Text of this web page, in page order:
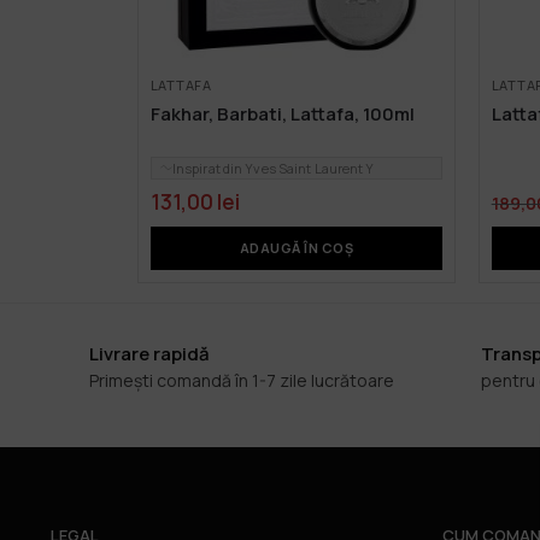
LATTAFA
Fakhar, Barbati, Lattafa, 100ml
Inspirat din Yves Saint Laurent Y
131,00 lei
ADAUGĂ ÎN COȘ
Livrare rapidă
Primești comandă în 1-7 zile lucrătoare pentru
LEGAL CUM